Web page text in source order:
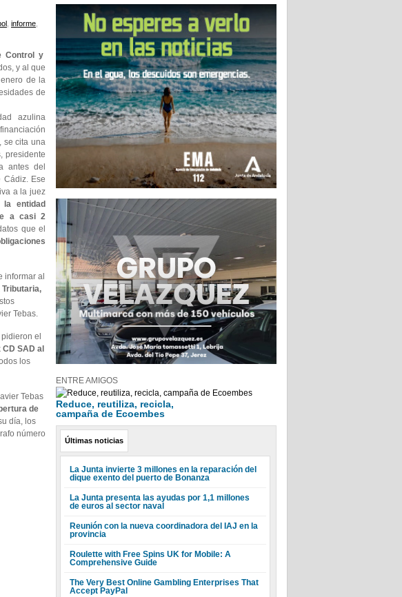
informe
Control y
y al que
de la
de
azulina
se cita una
presidente
antes del
Cádiz. Ese
a la juez
entidad
a casi 2
que el
informar al
Tebas.
el
SAD al
los
Tebas
de
día, los
número
ENTRE AMIGOS
Reduce, reutiliza, recicla,
campaña de Ecoembes
Últimas noticias
La Junta invierte 3 millones en la reparación del
dique exento del puerto de Bonanza
La Junta presenta las ayudas por 1,1 millones
de euros al sector naval
Reunión con la nueva coordinadora del IAJ en la
provincia
Roulette with Free Spins UK for Mobile: A
Comprehensive Guide
The Very Best Online Gambling Enterprises That
Accept PayPal